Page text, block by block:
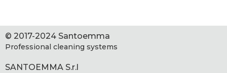
© 2017-2024 Santoemma
Professional cleaning systems
SANTOEMMA S.r.l